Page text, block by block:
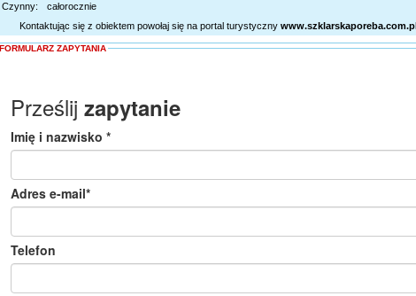
Czynny:
całorocznie
Kontaktując się z obiektem powołaj się na portal turystyczny www.szklarskaporeba.com.pl
FORMULARZ ZAPYTANIA